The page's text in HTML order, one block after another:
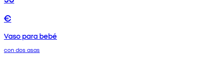
€
Vaso para bebé
con dos asas